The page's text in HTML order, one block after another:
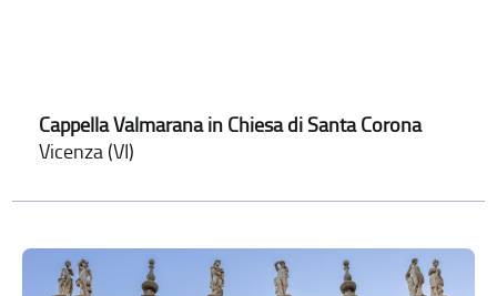
Cappella Valmarana in Chiesa di Santa Corona
Vicenza (VI)